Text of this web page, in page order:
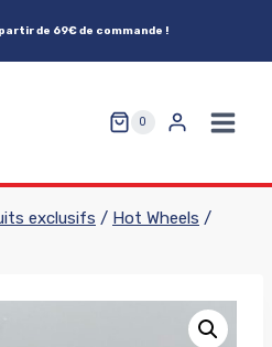
de 69€ de commande !
0
exclusifs / Hot Wheels /